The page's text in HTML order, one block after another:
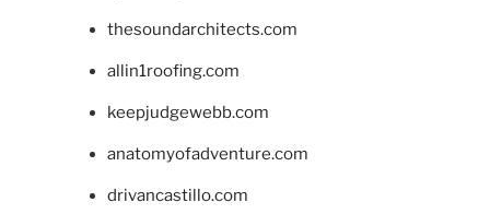
thesoundarchitects.com
allin1roofing.com
keepjudgewebb.com
anatomyofadventure.com
drivancastillo.com